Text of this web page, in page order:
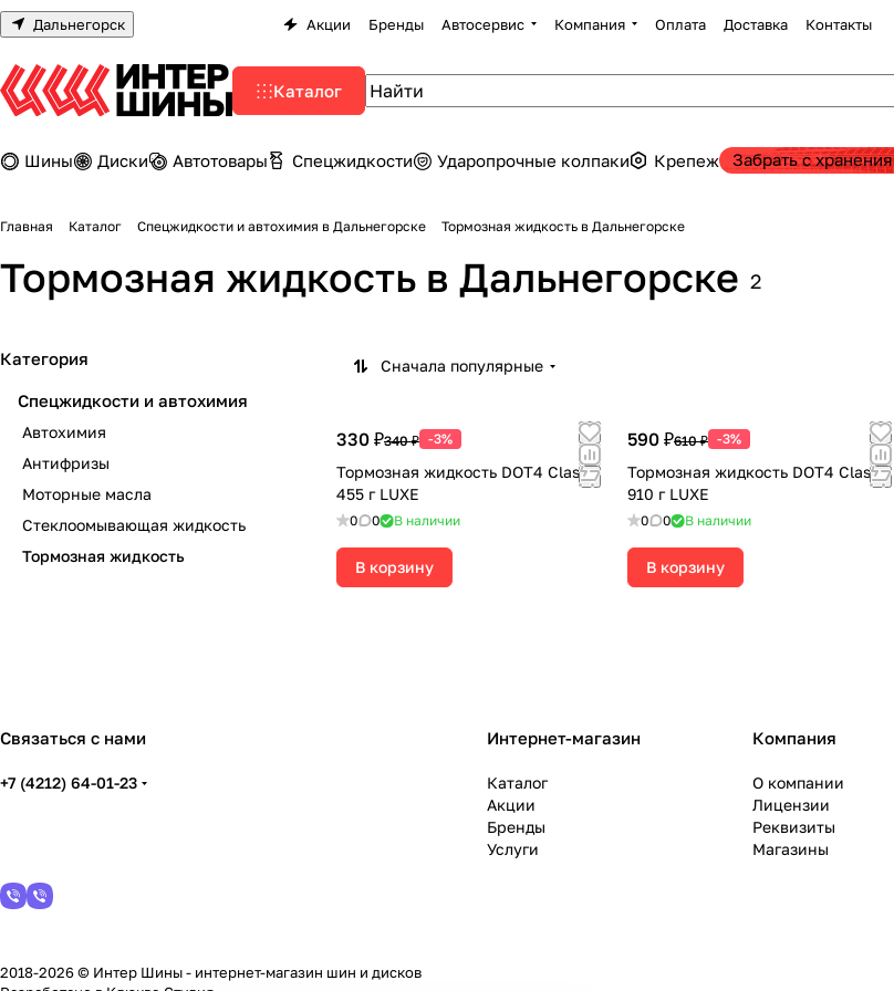
Дальнегорск Акции Бренды Автосервис Компания Оплата Доставка Контакты
Каталог
Шины Диски Автотовары Спецжидкости Ударопрочные колпаки Крепеж Забрать с хранения
Главная Каталог Спецжидкости и автохимия в Дальнегорске Тормозная жидкость в Дальнегорске
Тормозная жидкость в Дальнегорске 2
Сначала популярные
330 ₽340 ₽ -3%
Тормозная жидкость DOT4 Class 6
455 г LUXE
0 0 В наличии
В корзину
590 ₽610 ₽ -3%
Тормозная жидкость DOT4 Class 6
910 г LUXE
0 0 В наличии
В корзину
Категория
Спецжидкости и автохимия
Автохимия
Антифризы
Моторные масла
Стеклоомывающая жидкость
Тормозная жидкость
Связаться с нами
+7 (4212) 64-01-23
Интернет-магазин
Каталог
Акции
Бренды
Услуги
Компания
О компании
Лицензии
Реквизиты
Магазины
2018-2026 © Интер Шины - интернет-магазин шин и дисков